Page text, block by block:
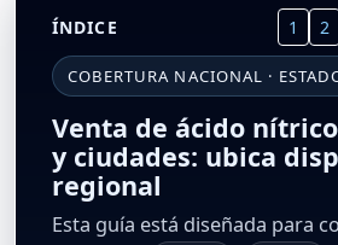
ÍNDICE 1 2
COBERTURA NACIONAL ·
Venta de ácido
y ciudades: ubica
regional
Esta guía está diseñada para